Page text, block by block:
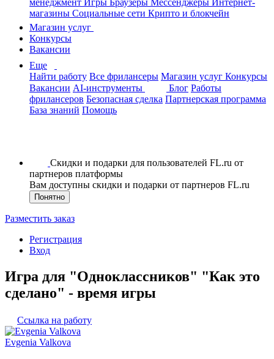
менеджмент Игры Браузеры Мессенджеры Интернет-
магазины Социальные сети Крипто и блокчейн
Магазин услуг
Конкурсы
Вакансии
Еще
Найти работу Все фрилансеры Магазин услуг Конкурсы
Вакансии AI-инструменты Блог Работы
фрилансеров Безопасная сделка Партнерская программа
База знаний Помощь
Скидки и подарки для пользователей FL.ru от
партнеров платформы
Вам доступны скидки и подарки от партнеров FL.ru
Понятно
Разместить заказ
Регистрация
Вход
Игра для "Одноклассников" "Как это
сделано" - время игры
Ссылка на работу
Evgenia Valkova